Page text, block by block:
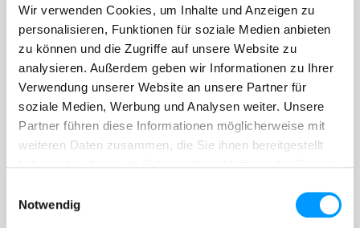
Wir verwenden Cookies, um Inhalte und Anzeigen zu
personalisieren, Funktionen für soziale Medien anbieten
zu können und die Zugriffe auf unsere Website zu
analysieren. Außerdem geben wir Informationen zu Ihrer
Verwendung unserer Website an unsere Partner für
soziale Medien, Werbung und Analysen weiter. Unsere
Partner führen diese Informationen möglicherweise mit
weiteren Daten zusammen, die Sie ihnen bereitgestellt
Notwendig
150
160
21,5
200
180
28,6
250
210
41,5
300
255
63,5
350
165
70,2
500